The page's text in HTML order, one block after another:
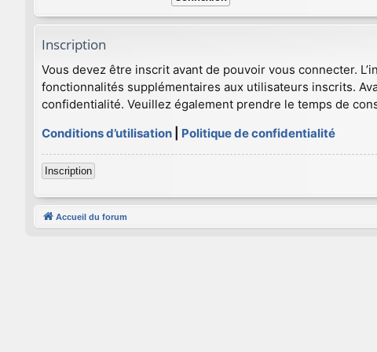
Inscription
Vous devez être inscrit avant de pouvoir vous connecter.
fonctionnalités supplémentaires aux utilisateurs inscrits.
confidentialité. Veuillez également prendre le temps de
Conditions d’utilisation
Politique de confidentialité
Inscription
Accueil du forum